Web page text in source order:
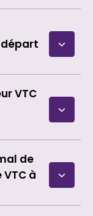
VTC
de
à